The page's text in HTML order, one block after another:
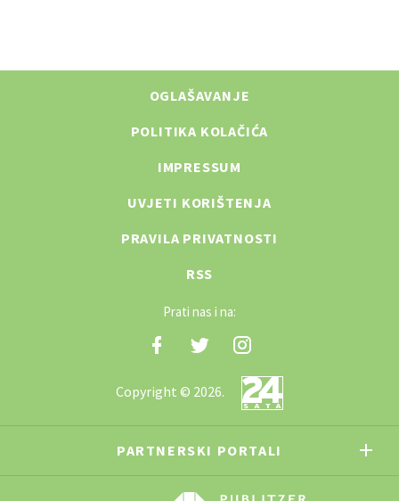
OGLAŠAVANJE
POLITIKA KOLAČIĆA
IMPRESSUM
UVJETI KORIŠTENJA
PRAVILA PRIVATNOSTI
RSS
Prati nas i na:
Copyright © 2026.
PARTNERSKI PORTALI